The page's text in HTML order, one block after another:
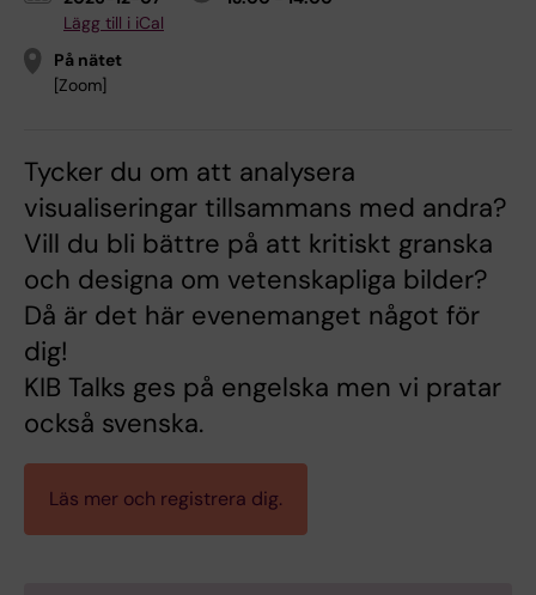
Lägg till i iCal
På nätet
[Zoom]
Tycker du om att analysera
visualiseringar tillsammans med andra?
Vill du bli bättre på att kritiskt granska
och designa om vetenskapliga bilder?
Då är det här evenemanget något för
dig!
KIB Talks ges på engelska men vi pratar
också svenska.
Läs mer och registrera dig.